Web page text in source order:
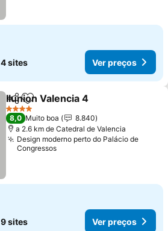
4 sites Ver preços
PartilharAdicionar aos favoritos
Ilunion Valencia 4
4 Estrelas
8,0 Muito boa
8.840
a 2.6 km de Catedral de Valencia
Design moderno perto do Palácio de
Congressos
9 sites Ver preços